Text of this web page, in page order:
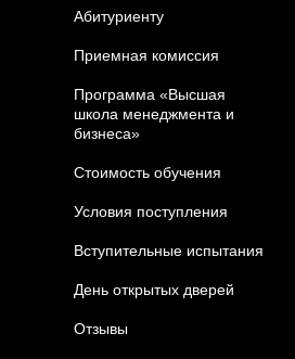
Абитуриенту
Приемная комиссия
Программа «Высшая
школа менеджмента и
бизнеса»
Стоимость обучения
Условия поступления
Вступительные испытания
День открытых дверей
Отзывы